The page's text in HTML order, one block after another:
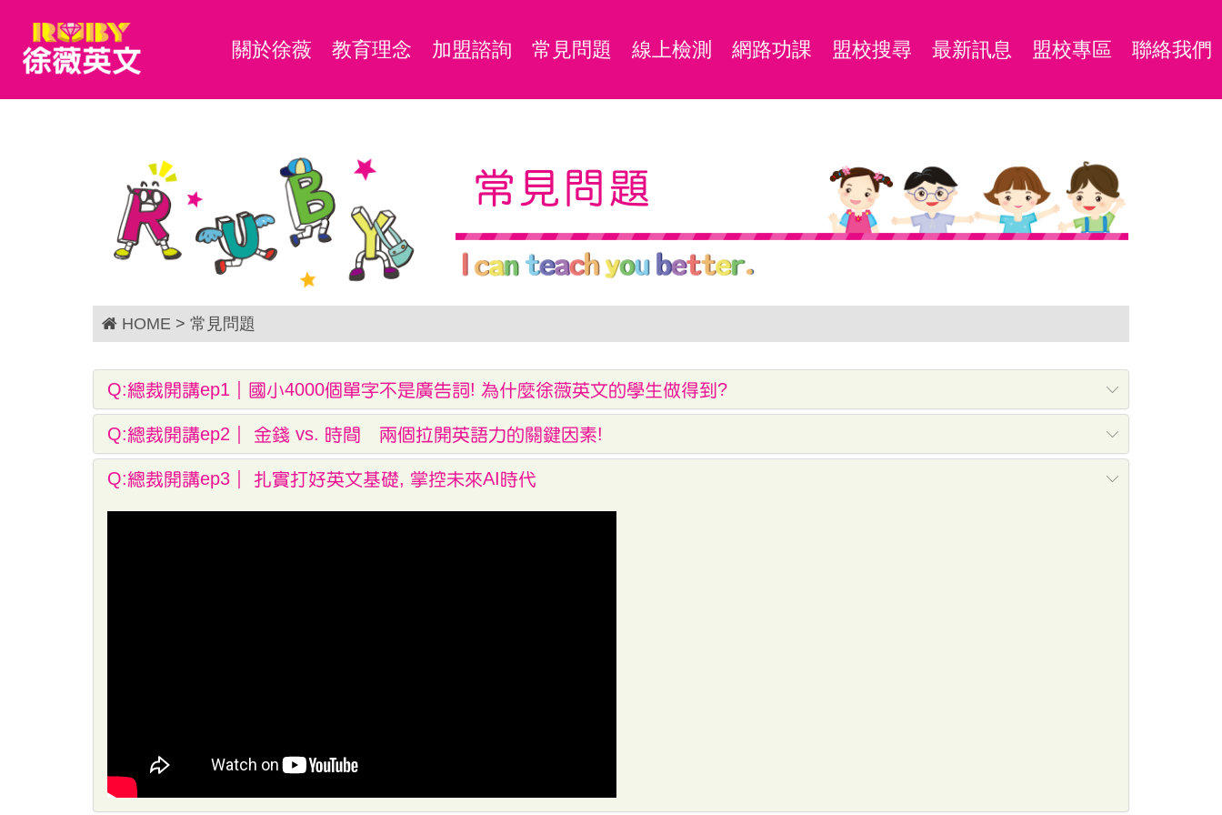
關於徐薇 教育理念 加盟諮詢 常見問題 線上檢測 網路功課 盟校搜尋 最新訊息 盟校專區 聯絡我們
常見問題
HOME > 常見問題
Q:總裁開講ep1｜國小4000個單字不是廣告詞! 為什麼徐薇英文的學生做得到?
Q:總裁開講ep2｜ 金錢 vs. 時間 兩個拉開英語力的關鍵因素!
Q:總裁開講ep3｜ 扎實打好英文基礎, 掌控未來AI時代